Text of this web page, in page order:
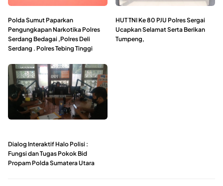
Polda Sumut Paparkan
Pengungkapan Narkotika Polres
Serdang Bedagai ,Polres Deli
Serdang . Polres Tebing Tinggi
HUT TNI Ke 80 PJU Polres Sergai
Ucapkan Selamat Serta Berikan
Tumpeng,
Dialog Interaktif Halo Polisi :
Fungsi dan Tugas Pokok Bid
Propam Polda Sumatera Utara